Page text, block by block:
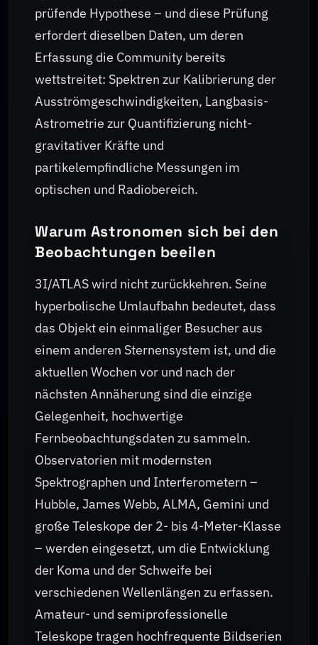
prüfende Hypothese – und diese Prüfung
erfordert dieselben Daten, um deren
Erfassung die Community bereits
wettstreitet: Spektren zur Kalibrierung der
Ausströmgeschwindigkeiten, Langbasis-
Astrometrie zur Quantifizierung nicht-
gravitativer Kräfte und
partikelempfindliche Messungen im
optischen und Radiobereich.
Warum Astronomen sich bei den
Beobachtungen beeilen
3I/ATLAS wird nicht zurückkehren. Seine
hyperbolische Umlaufbahn bedeutet, dass
das Objekt ein einmaliger Besucher aus
einem anderen Sternensystem ist, und die
aktuellen Wochen vor und nach der
nächsten Annäherung sind die einzige
Gelegenheit, hochwertige
Fernbeobachtungsdaten zu sammeln.
Observatorien mit modernsten
Spektrographen und Interferometern –
Hubble, James Webb, ALMA, Gemini und
große Teleskope der 2- bis 4-Meter-Klasse
– werden eingesetzt, um die Entwicklung
der Koma und der Schweife bei
verschiedenen Wellenlängen zu erfassen.
Amateur- und semiprofessionelle
Teleskope tragen hochfrequente Bildserien